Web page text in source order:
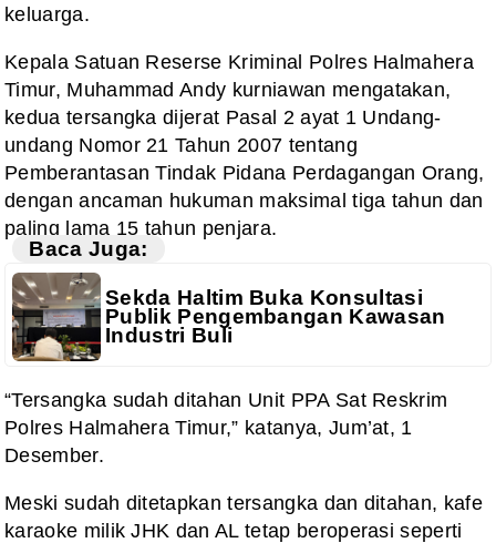
keluarga.
Kepala Satuan Reserse Kriminal Polres Halmahera
Timur, Muhammad Andy kurniawan mengatakan,
kedua tersangka dijerat Pasal 2 ayat 1 Undang-
undang Nomor 21 Tahun 2007 tentang
Pemberantasan Tindak Pidana Perdagangan Orang,
dengan ancaman hukuman maksimal tiga tahun dan
paling lama 15 tahun penjara.
Baca Juga:
Sekda Haltim Buka Konsultasi
Publik Pengembangan Kawasan
Industri Buli
“Tersangka sudah ditahan Unit PPA Sat Reskrim
Polres Halmahera Timur,” katanya, Jum’at, 1
Desember.
Meski sudah ditetapkan tersangka dan ditahan, kafe
karaoke milik JHK dan AL tetap beroperasi seperti